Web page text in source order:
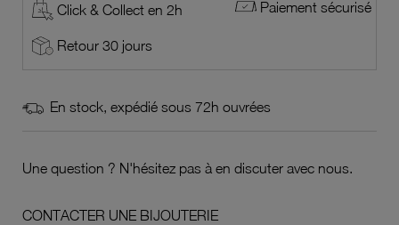
Click & Collect en 2h Paiement sécurisé
Retour 30 jours
En stock, expédié sous 72h ouvrées
Une question ? N'hésitez pas à en discuter avec nous.
CONTACTER UNE BIJOUTERIE